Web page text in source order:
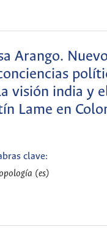
Arango.
visión india y
Lame en
clave:
(es)